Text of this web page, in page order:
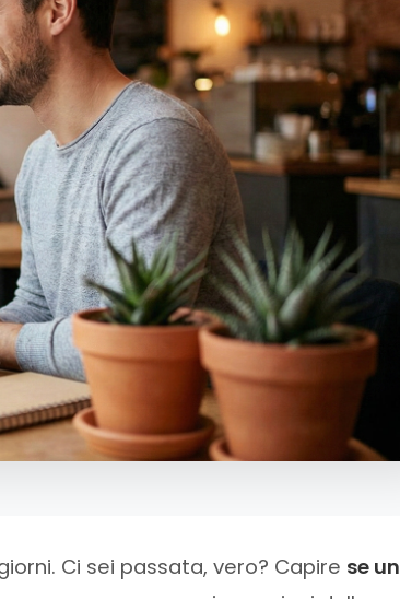
Ci sei passata, vero? Capire se un